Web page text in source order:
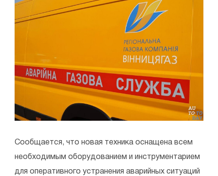
Сообщается, что новая техника оснащена всем
необходимым оборудованием и инструментарием
для оперативного устранения аварийных ситуаций